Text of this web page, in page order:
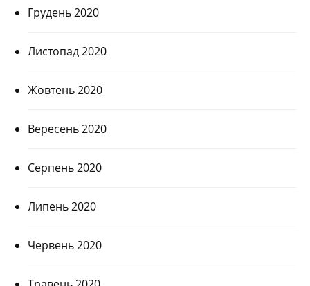
Грудень 2020
Листопад 2020
Жовтень 2020
Вересень 2020
Серпень 2020
Липень 2020
Червень 2020